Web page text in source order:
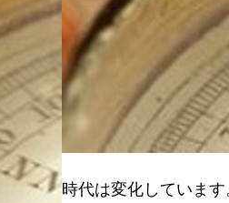
時代は変化していま